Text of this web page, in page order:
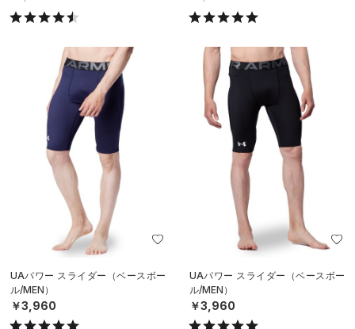
UAパワー スライダー（ベースボー
ル/MEN）
￥3,960
UAパワー スライダー（ベースボー
ル/MEN）
￥3,960